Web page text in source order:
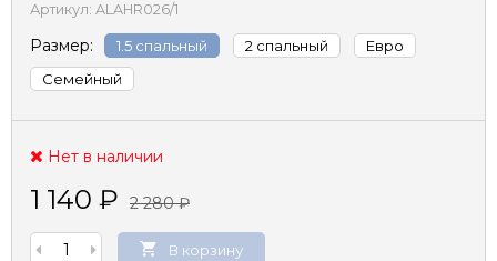
Артикул: ALAHR026/1
Размер: 1.5 спальный 2 спальный
Евро
Семейный
Нет в наличии
1 140 ₽ 2 280₽
В корзину